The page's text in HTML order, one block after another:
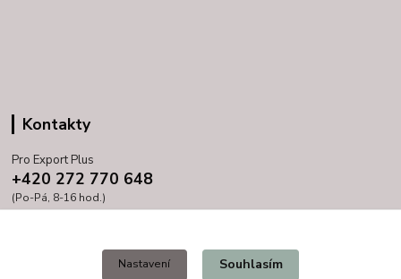
Kontakty
Pro Export Plus
+420 272 770 648
(Po-Pá, 8-16 hod.)
Nastavení Souhlasím